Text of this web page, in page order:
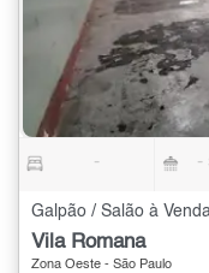
- -
Galpão / Salão à
Vila Romana
Zona Oeste - São Paulo